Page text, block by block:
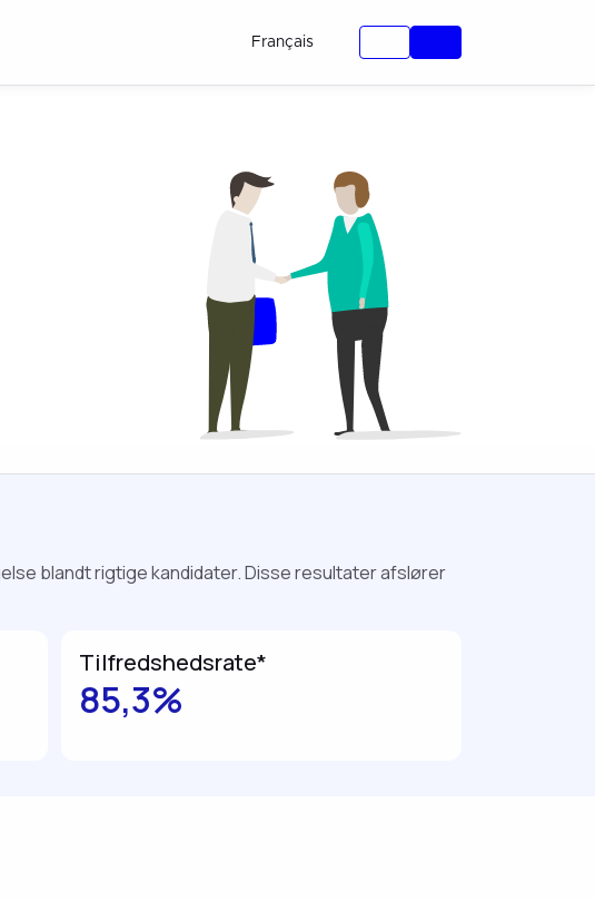
Français
blandt rigtige kandidater. Disse resultater afslører
Tilfredshedsrate*
85,3%